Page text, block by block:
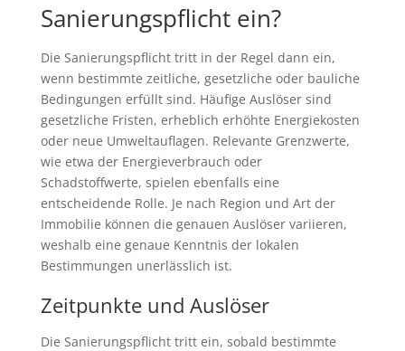
Sanierungspflicht ein?
Die Sanierungspflicht tritt in der Regel dann ein,
wenn bestimmte zeitliche, gesetzliche oder bauliche
Bedingungen erfüllt sind. Häufige Auslöser sind
gesetzliche Fristen, erheblich erhöhte Energiekosten
oder neue Umweltauflagen. Relevante Grenzwerte,
wie etwa der Energieverbrauch oder
Schadstoffwerte, spielen ebenfalls eine
entscheidende Rolle. Je nach Region und Art der
Immobilie können die genauen Auslöser variieren,
weshalb eine genaue Kenntnis der lokalen
Bestimmungen unerlässlich ist.
Zeitpunkte und Auslöser
Die Sanierungspflicht tritt ein, sobald bestimmte